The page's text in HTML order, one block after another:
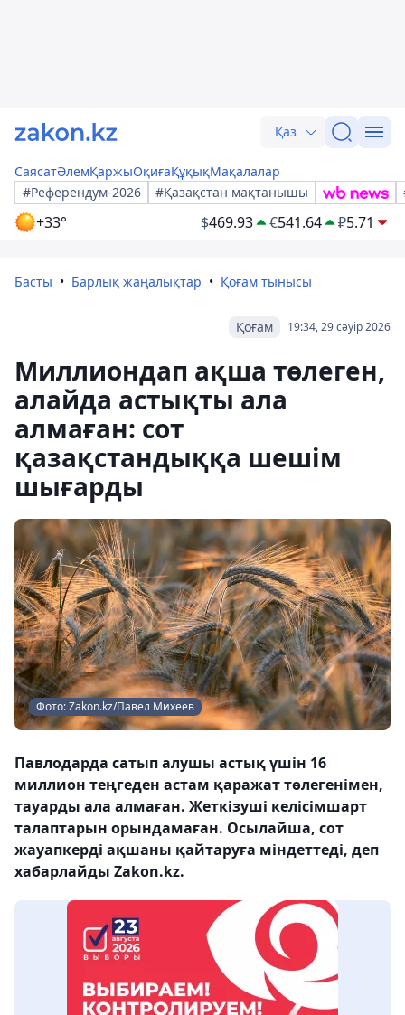
Қаз
СаясатӘлемҚаржыОқиғаҚұқықМақалалар
#Референдум-2026
#Қазақстан мақтанышы
+33° $469.93 €541.64 ₽5.71
Басты Барлық жаңалықтар Қоғам тынысы
19:34, 29 сәуір 2026
Қоғам
Миллиондап ақша төлеген,
алайда астықты ала
алмаған: сот
қазақстандыққа шешім
шығарды
Фото: Zakon.kz/Павел Михеев
Павлодарда сатып алушы астық үшін 16
миллион теңгеден астам қаражат төлегенімен,
тауарды ала алмаған. Жеткізуші келісімшарт
талаптарын орындамаған. Осылайша, сот
жауапкерді ақшаны қайтаруға міндеттеді, деп
хабарлайды Zakon.kz.